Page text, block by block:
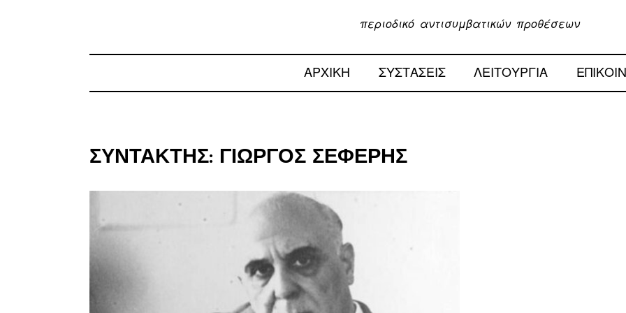
περιοδικό αντισυμβατικών προθέσεων
ΑΡΧΙΚΗ ΣΥΣΤΑΣΕΙΣ ΛΕΙΤΟΥΡΓΙΑ
ΣΥΝΤΆΚΤΗΣ: ΓΙΏΡΓΟΣ ΣΕΦΈΡΗΣ